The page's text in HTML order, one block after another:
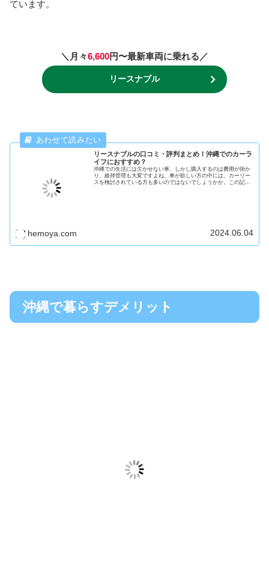
ています。
＼月々6,600円〜最新車両に乗れる／
リースナブル
リースナブルの口コミ・評判まとめ！沖縄でのカーラ
イフにおすすめ？
沖縄での生活には欠かせない車、しかし購入するのは費用が掛か
り、維持管理も大変ですよね。車が欲しい方の中には、カーリー
スを検討されている方も多いのではないでしょうかか。この記事
hemoya.com 2024.06.04
沖縄で暮らすデメリット